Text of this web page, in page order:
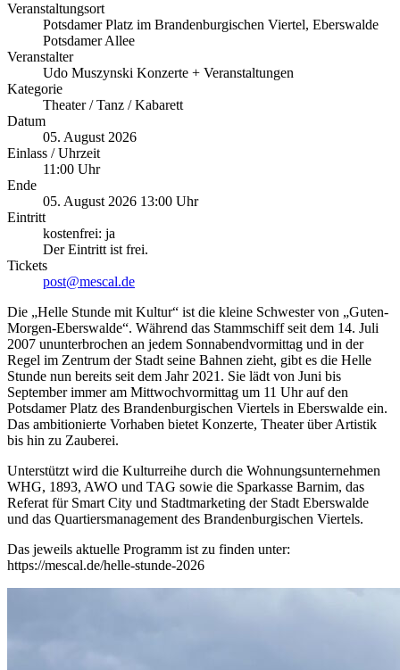
Veranstaltungsort
Potsdamer Platz im Brandenburgischen Viertel, Eberswalde
Potsdamer Allee
Veranstalter
Udo Muszynski Konzerte + Veranstaltungen
Kategorie
Theater / Tanz / Kabarett
Datum
05. August 2026
Einlass / Uhrzeit
11:00 Uhr
Ende
05. August 2026 13:00 Uhr
Eintritt
kostenfrei: ja
Der Eintritt ist frei.
Tickets
post@mescal.de
Die „Helle Stunde mit Kultur“ ist die kleine Schwester von „Guten-
Morgen-Eberswalde“. Während das Stammschiff seit dem 14. Juli
2007 ununterbrochen an jedem Sonnabendvormittag und in der
Regel im Zentrum der Stadt seine Bahnen zieht, gibt es die Helle
Stunde nun bereits seit dem Jahr 2021. Sie lädt von Juni bis
September immer am Mittwochvormittag um 11 Uhr auf den
Potsdamer Platz des Brandenburgischen Viertels in Eberswalde ein.
Das ambitionierte Vorhaben bietet Konzerte, Theater über Artistik
bis hin zu Zauberei.
Unterstützt wird die Kulturreihe durch die Wohnungsunternehmen
WHG, 1893, AWO und TAG sowie die Sparkasse Barnim, das
Referat für Smart City und Stadtmarketing der Stadt Eberswalde
und das Quartiersmanagement des Brandenburgischen Viertels.
Das jeweils aktuelle Programm ist zu finden unter:
https://mescal.de/helle-stunde-2026